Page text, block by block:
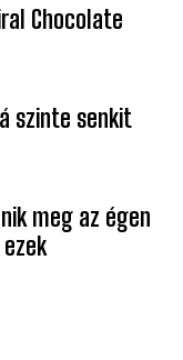
Chocolate
szinte senkit
meg az égen